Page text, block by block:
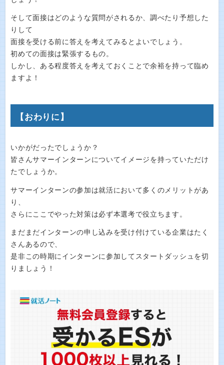
そして面接はどのような質問がされるか、調べたり予想した
りして
面接を受ける前に答えを考えてみるとよいでしょう。
初めての面接は緊張するもの。
しかし、ある程度答えを考えておくことで余裕を持って臨め
ますよ！
【おわりに】
いかがだったでしょうか？
皆さんサマーインターンについてイメージを持っていただけ
たでしょうか。
サマーインターンの参加は就活において多くのメリットがあ
り、
さらにここでやった対策は必ず本選考で役立ちます。
まだまだインターンの申し込みを受け付けている企業はたく
さんあるので、
是非この時期にインターンに参加してスタートダッシュを切
りましょう！